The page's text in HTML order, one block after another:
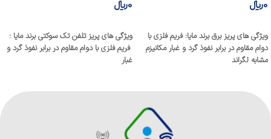
0﷼
ویژگی های پریز برق برند مایا: فریم فلزی با
دوام مقاوم در برابر نفوذ گرد و غبار مکانیزم
مشابه لگراند
0﷼
ویژگی های پریز تلفن تک سوکتی برند مایا :
فریم فلزی با دوام مقاوم در برابر نفوذ گرد و
غبار